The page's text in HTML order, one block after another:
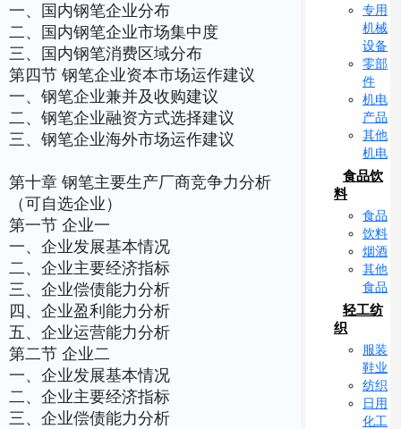
一、国内钢笔企业分布
二、国内钢笔企业市场集中度
三、国内钢笔消费区域分布
第四节 钢笔企业资本市场运作建议
一、钢笔企业兼并及收购建议
二、钢笔企业融资方式选择建议
三、钢笔企业海外市场运作建议
第十章 钢笔主要生产厂商竞争力分析
（可自选企业）
第一节 企业一
一、企业发展基本情况
二、企业主要经济指标
三、企业偿债能力分析
四、企业盈利能力分析
五、企业运营能力分析
第二节 企业二
一、企业发展基本情况
二、企业主要经济指标
三、企业偿债能力分析
专用
机械
设备
零部
件
机电
产品
其他
机电
食品饮
料
食品
饮料
烟酒
其他
食品
轻工纺
织
服装
鞋业
纺织
日用
化工